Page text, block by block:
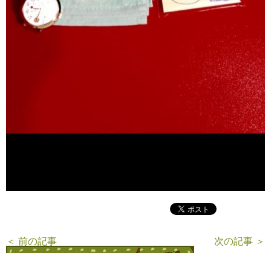
＜ 前の記事 次の記事 ＞